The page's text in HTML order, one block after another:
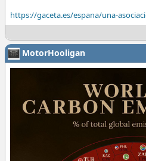
https://gaceta.es/espana/una-
MotorHooligan